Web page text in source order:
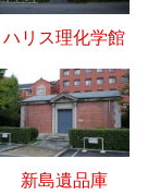
ハリス理化学館
新島遺品庫